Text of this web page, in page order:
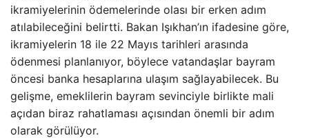
ikramiyelerinin ödemelerinde olası bir erken adım
atılabileceğini belirtti. Bakan Işıkhan’ın ifadesine göre,
ikramiyelerin 18 ile 22 Mayıs tarihleri arasında
ödenmesi planlanıyor, böylece vatandaşlar bayram
öncesi banka hesaplarına ulaşım sağlayabilecek. Bu
gelişme, emeklilerin bayram sevinciyle birlikte mali
açıdan biraz rahatlaması açısından önemli bir adım
olarak görülüyor.